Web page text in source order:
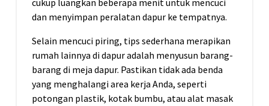
cukup luangkan beberapa menit untuk mencuci
dan menyimpan peralatan dapur ke tempatnya.
Selain mencuci piring, tips sederhana merapikan
rumah lainnya di dapur adalah menyusun barang-
barang di meja dapur. Pastikan tidak ada benda
yang menghalangi area kerja Anda, seperti
potongan plastik, kotak bumbu, atau alat masak